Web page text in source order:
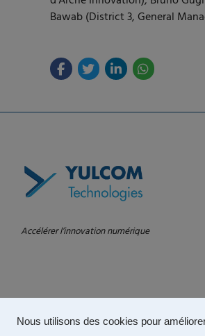
Nous utilisons des cookies pour
Bawab (District 3, General
Accélérer l’innovation numérique
© 2025 – YULCOM Technologies | Politique